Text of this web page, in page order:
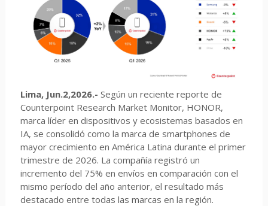
Lima, Jun.2,2026.- Según un reciente reporte de
Counterpoint Research Market Monitor, HONOR,
marca líder en dispositivos y ecosistemas basados en
IA, se consolidó como la marca de smartphones de
mayor crecimiento en América Latina durante el primer
trimestre de 2026. La compañía registró un
incremento del 75% en envíos en comparación con el
mismo período del año anterior, el resultado más
destacado entre todas las marcas en la región.